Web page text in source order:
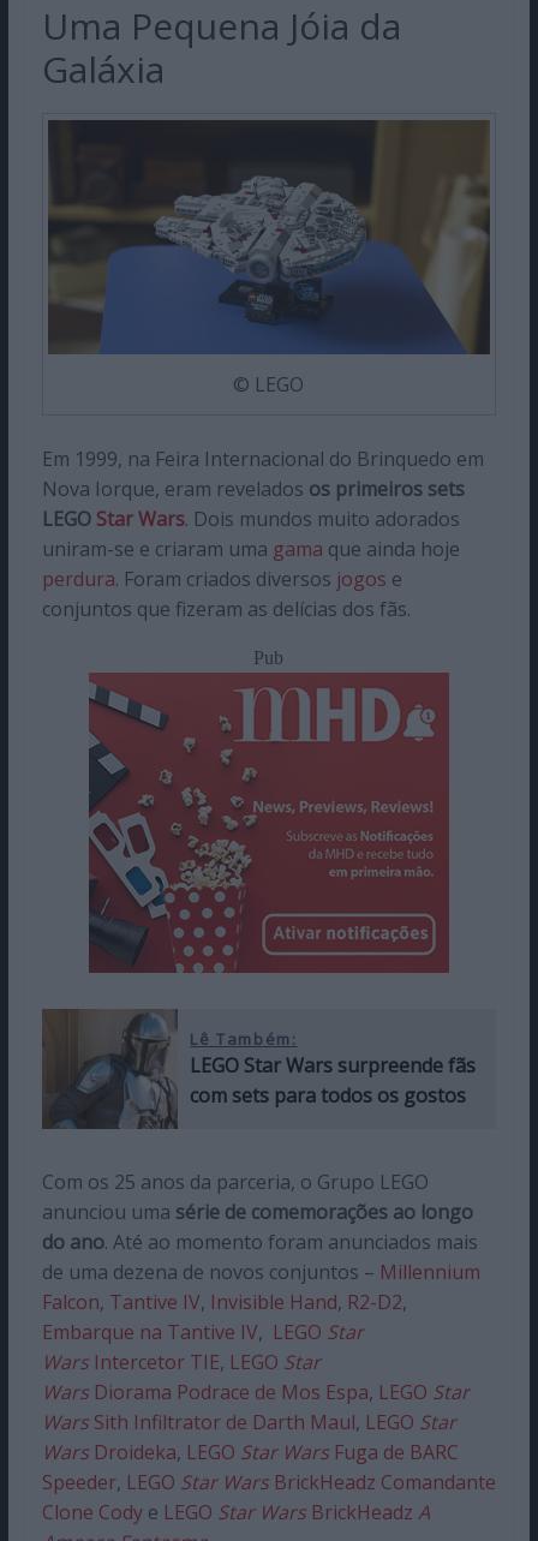
Uma Pequena Jóia da
Galáxia
© LEGO
Em 1999, na Feira Internacional do Brinquedo em
Nova Iorque, eram revelados os primeiros sets
LEGO Star Wars. Dois mundos muito adorados
uniram-se e criaram uma gama que ainda hoje
perdura. Foram criados diversos jogos e
conjuntos que fizeram as delícias dos fãs.
Pub
Lê Também:
LEGO Star Wars surpreende fãs
com sets para todos os gostos
Com os 25 anos da parceria, o Grupo LEGO
anunciou uma série de comemorações ao longo
do ano. Até ao momento foram anunciados mais
de uma dezena de novos conjuntos – Millennium
Falcon, Tantive IV, Invisible Hand, R2-D2,
Embarque na Tantive IV, LEGO Star
WarsIntercetor TIE, LEGO Star
WarsDiorama Podrace de Mos Espa, LEGO Star
WarsSith Infiltrator de Darth Maul, LEGO Star
WarsDroideka, LEGO Star WarsFuga de BARC
Speeder, LEGO Star Wars BrickHeadz Comandante
Clone Codye LEGO Star Wars BrickHeadz A